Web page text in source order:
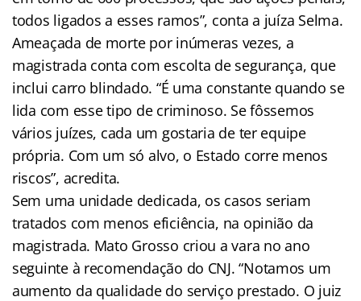
todos ligados a esses ramos”, conta a juíza Selma.
Ameaçada de morte por inúmeras vezes, a
magistrada conta com escolta de segurança, que
inclui carro blindado. “É uma constante quando se
lida com esse tipo de criminoso. Se fôssemos
vários juízes, cada um gostaria de ter equipe
própria. Com um só alvo, o Estado corre menos
riscos”, acredita.
Sem uma unidade dedicada, os casos seriam
tratados com menos eficiência, na opinião da
magistrada. Mato Grosso criou a vara no ano
seguinte à recomendação do CNJ. “Notamos um
aumento da qualidade do serviço prestado. O juiz